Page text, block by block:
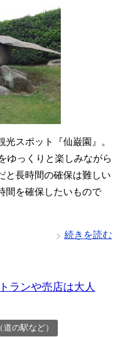
スポット『仙巌園』。
ゆっくりと楽しみながら
と長時間の確保は難しい
間を確保したいもので
続きを読む
ランや売店は大人
の駅など）